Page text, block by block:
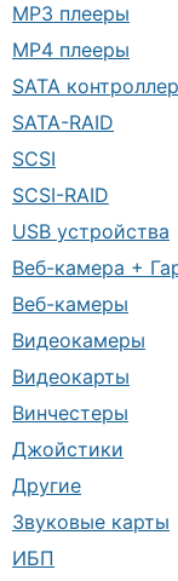
MP3 плееры
MP4 плееры
SATA
SATA-RAID
SCSI
SCSI-RAID
USB устройства
Веб-камера +
Веб-камеры
Видеокамеры
Видеокарты
Винчестеры
Джойстики
Другие
Звуковые карты
ИБП